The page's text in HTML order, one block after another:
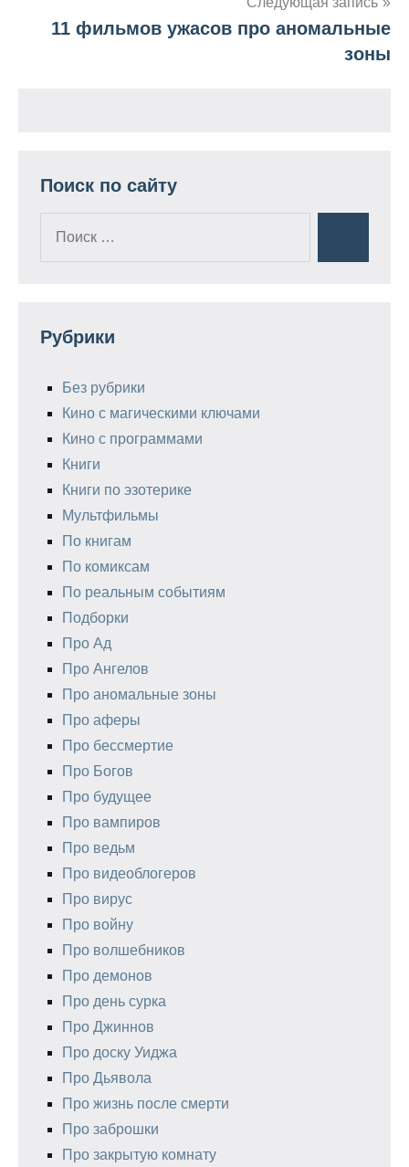
11 фильмов ужасов про аномальные
зоны
Поиск по сайту
Рубрики
Без рубрики
Кино с магическими ключами
Кино с программами
Книги
Книги по эзотерике
Мультфильмы
По книгам
По комиксам
По реальным событиям
Подборки
Про Ад
Про Ангелов
Про аномальные зоны
Про аферы
Про бессмертие
Про Богов
Про будущее
Про вампиров
Про ведьм
Про видеоблогеров
Про вирус
Про войну
Про волшебников
Про демонов
Про день сурка
Про Джиннов
Про доску Уиджа
Про Дьявола
Про жизнь после смерти
Про заброшки
Про закрытую комнату